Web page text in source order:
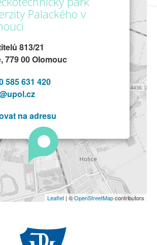
Palackého v
813/21
779 00 Olomouc
585 631 420
na adresu
Leaflet | ©OpenStreetMapcontributors